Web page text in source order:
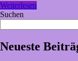
TECHNOSEUM
in
zeigt
große
Spielzeug-
Weiterlesen
Suchen
Neueste